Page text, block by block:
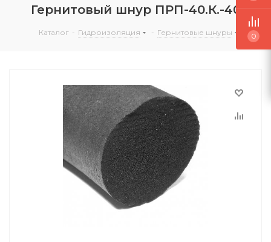
Гернитовый шнур ПРП-40.К.-40
Каталог - Гидроизоляция - Гернитовые шнуры 0